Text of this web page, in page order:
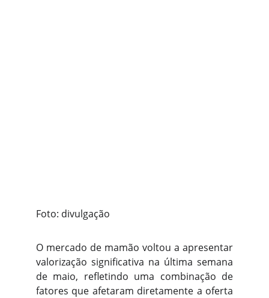
Foto: divulgação
O mercado de mamão voltou a apresentar
valorização significativa na última semana
de maio, refletindo uma combinação de
fatores que afetaram diretamente a oferta